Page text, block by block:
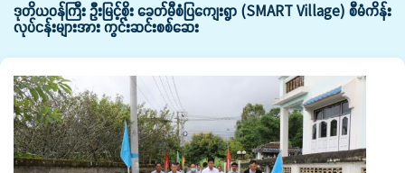
ဒုတိယဝန်ကြီး ဦးမြင့်စိုး ခေတ်မီစံပြကျေးရွာ (SMART Village) စီမံကိန်း
လုပ်ငန်းများအား ကွင်းဆင်းစစ်ဆေး